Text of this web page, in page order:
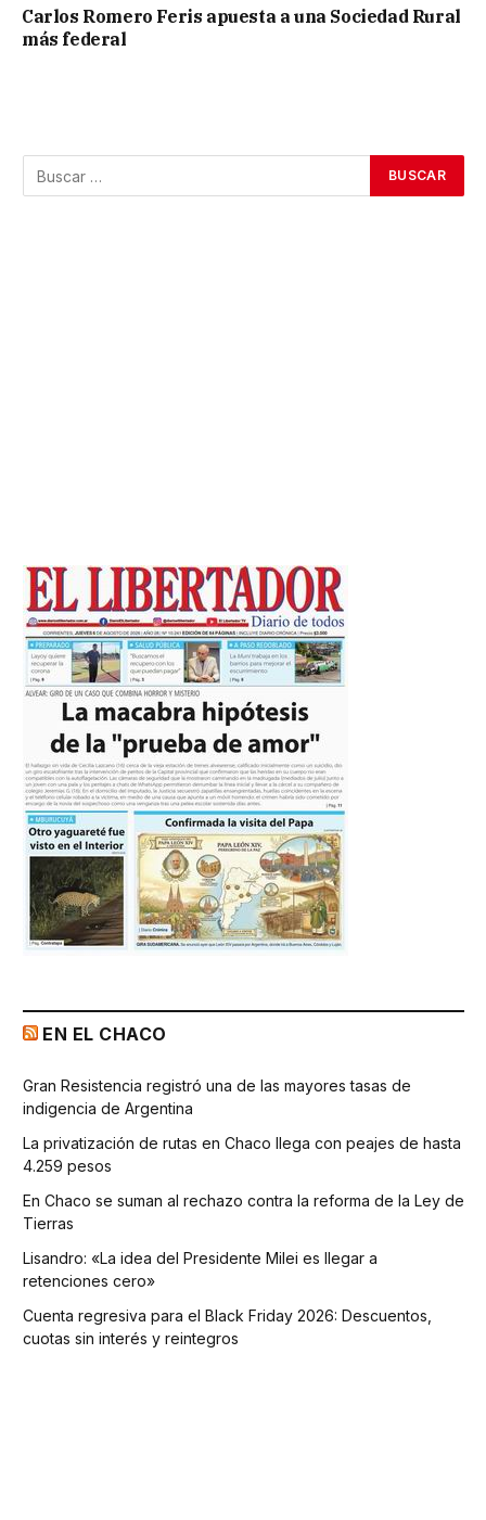
Carlos Romero Feris apuesta a una Sociedad Rural
más federal
EN EL CHACO
Gran Resistencia registró una de las mayores tasas de
indigencia de Argentina
La privatización de rutas en Chaco llega con peajes de hasta
4.259 pesos
En Chaco se suman al rechazo contra la reforma de la Ley de
Tierras
Lisandro: «La idea del Presidente Milei es llegar a
retenciones cero»
Cuenta regresiva para el Black Friday 2026: Descuentos,
cuotas sin interés y reintegros